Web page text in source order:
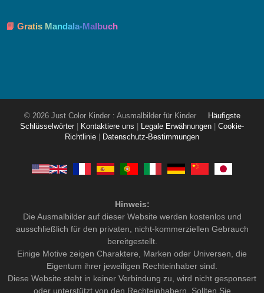
📘 Gratis Mandala-Malbuch
© 2026 Just Color Kinder : Ausmalbilder für Kinder
Häufigste
Schlüsselwörter
Kontaktiere uns Legale Erwähnungen
Cookie-
Richtlinie
Datenschutz-Bestimmungen
Hinweis:
Die Ausmalbilder auf dieser Website werden kostenlos und
ausschließlich für den privaten, nicht-kommerziellen Gebrauch
bereitgestellt.
Einige Motive zeigen Charaktere, Marken oder Universen, die
Eigentum ihrer jeweiligen Rechteinhaber sind.
Diese Website steht in keiner Verbindung zu, wird nicht gesponsert
oder unterstützt von den Rechteinhabern. Sollten Sie